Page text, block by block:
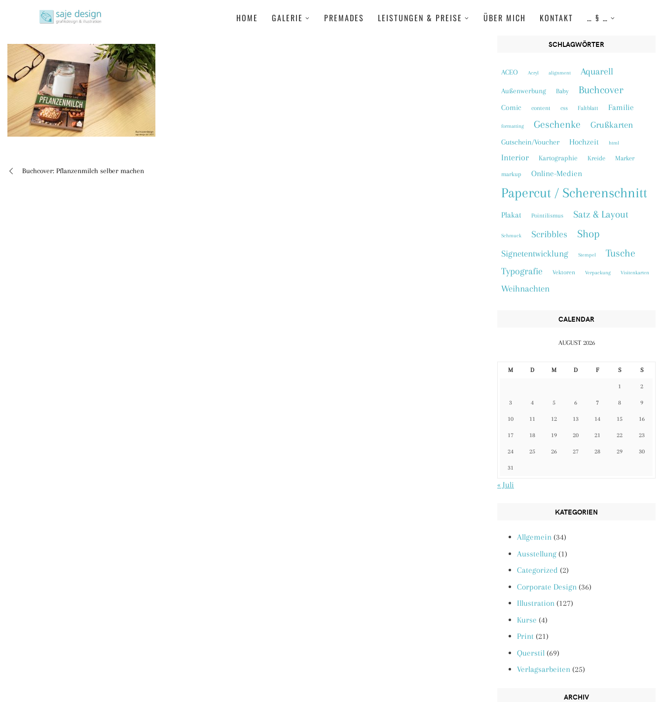
saje design bonn
grafikdesign | buchgestaltung | illustration HOME GALERIE PREMADES LEISTUNGEN & PREISE ÜBER MICH KONTAKT … § …
Beitragsnavigation
Buchcover: Pflanzenmilch selber machen
SCHLAGWÖRTER
ACEO Acryl alignment Aquarell
Außenwerbung Baby Buchcover
Comic content css Faltblatt Familie
formatting Geschenke Grußkarten
Gutschein/Voucher Hochzeit html
Interior Kartographie Kreide Marker
markup Online-Medien
Papercut / Scherenschnitt
Plakat Pointilismus Satz & Layout
Schmuck Scribbles Shop
Signetentwicklung Stempel Tusche
Typografie Vektoren Verpackung Visitenkarten
Weihnachten
CALENDAR
AUGUST 2026
M D M D F S S
1 2
3 4 5 6 7 8 9
10 11 12 13 14 15 16
17 18 19 20 21 22 23
24 25 26 27 28 29 30
31
« Juli
KATEGORIEN
Allgemein (34)
Ausstellung (1)
Categorized (2)
Corporate Design (36)
Illustration (127)
Kurse (4)
Print (21)
Querstil (69)
Verlagsarbeiten (25)
ARCHIV